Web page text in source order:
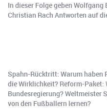
In dieser Folge geben
Christian Rach Antworten auf
Spahn-Rücktritt: Warum haben
die Wirklichkeit? Reform-
Bundesregierung? Weltmeister
von den Fußballern lernen?